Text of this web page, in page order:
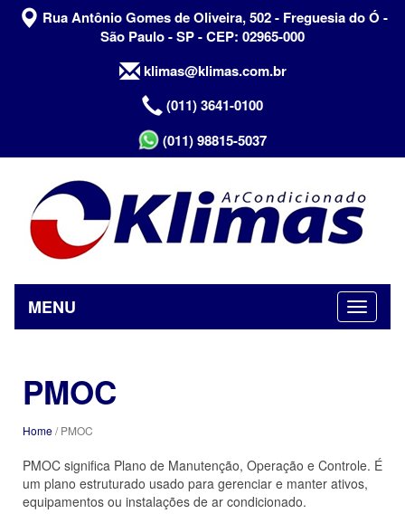
Rua Antônio Gomes de Oliveira, 502 - Freguesia do Ó -
São Paulo - SP - CEP: 02965-000
klimas@klimas.com.br
(011) 3641-0100
(011) 98815-5037
MENU
PMOC
Home/ PMOC
PMOC significa Plano de Manutenção, Operação e Controle. É
um plano estruturado usado para gerenciar e manter ativos,
equipamentos ou instalações de ar condicionado.